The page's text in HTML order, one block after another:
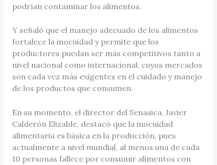
podrían contaminar los alimentos.
Y señaló que el manejo adecuado de los alimentos
fortalece la inocuidad y permite que los
productores puedan ser más competitivos tanto a
nivel nacional como internacional, cuyos mercados
son cada vez más exigentes en el cuidado y manejo
de los productos que consumen.
En su momento, el director del Senasica, Javier
Calderón Elizalde, destacó que la inocuidad
alimentaria es básica en la producción, pues
actualmente a nivel mundial, al menos una de cada
10 personas fallece por consumir alimentos con